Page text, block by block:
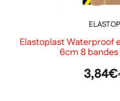
Elastoplast Waterproof
6cm 8
3,84€